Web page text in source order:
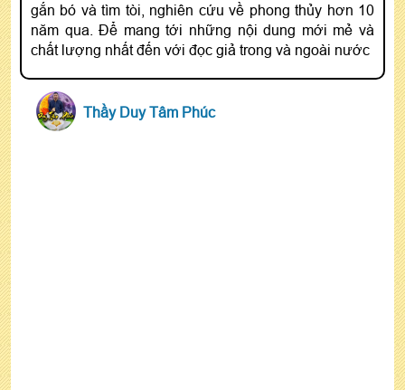
gắn bó và tìm tòi, nghiên cứu về phong thủy hơn 10
năm qua. Để mang tới những nội dung mới mẻ và
chất lượng nhất đến với đọc giả trong và ngoài nước
Thầy Duy Tâm Phúc